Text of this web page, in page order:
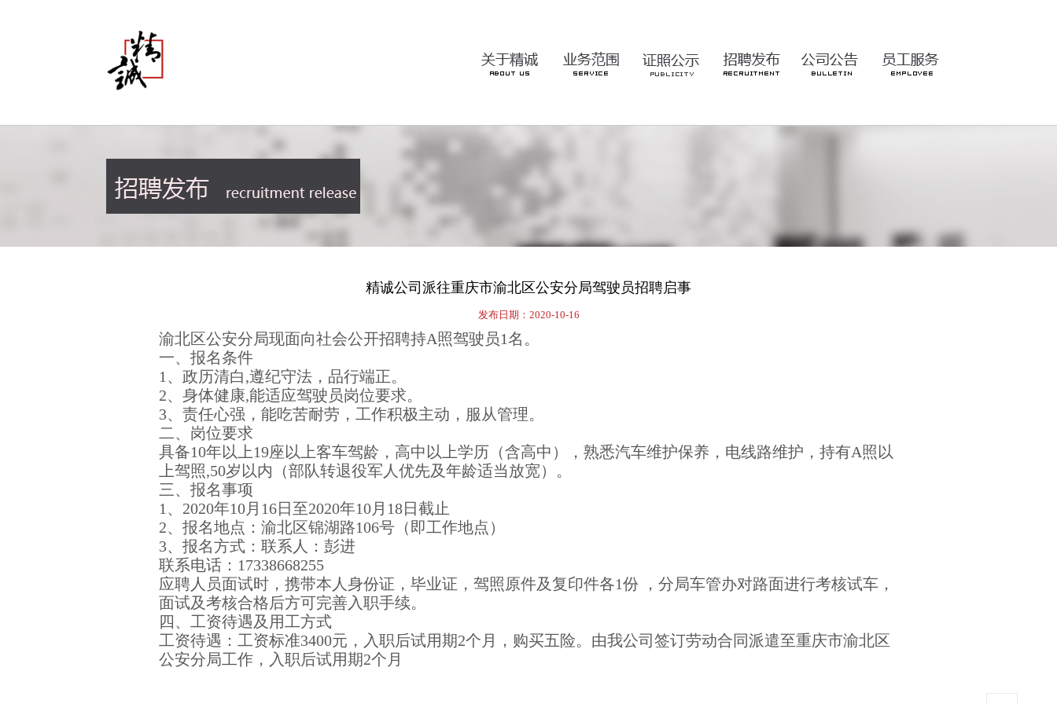
精诚公司派往重庆市渝北区公安分局驾驶员招聘启事
发布日期：2020-10-16
渝北区公安分局现面向社会公开招聘持A照驾驶员1名。
一、报名条件
1、政历清白,遵纪守法，品行端正。
2、身体健康,能适应驾驶员岗位要求。
3、责任心强，能吃苦耐劳，工作积极主动，服从管理。
二、岗位要求
具备10年以上19座以上客车驾龄，高中以上学历（含高中），熟悉汽车维护保养，电线路维护，持有A照以
上驾照,50岁以内（部队转退役军人优先及年龄适当放宽）。
三、报名事项
1、2020年10月16日至2020年10月18日截止
2、报名地点：渝北区锦湖路106号（即工作地点）
3、报名方式：联系人：彭进
联系电话：17338668255
应聘人员面试时，携带本人身份证，毕业证，驾照原件及复印件各1份 ，分局车管办对路面进行考核试车，
面试及考核合格后方可完善入职手续。
四、工资待遇及用工方式
工资待遇：工资标准3400元，入职后试用期2个月，购买五险。由我公司签订劳动合同派遣至重庆市渝北区
公安分局工作，入职后试用期2个月